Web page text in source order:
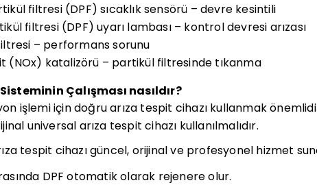
filtresi (DPF) sıcaklık sensörü – devre kesintili
filtresi (DPF) uyarı lambası – kontrol devresi arızası
– performans sorunu
(NOx) katalizörü – partikül filtresinde tıkanma
Çalışması nasıldır?
işlemi için doğru arıza tespit cihazı kullanmak
universal arıza tespit cihazı kullanılmalıdır.
tespit cihazı güncel, orijinal ve profesyonel hizmet
DPF otomatik olarak rejenere olur.